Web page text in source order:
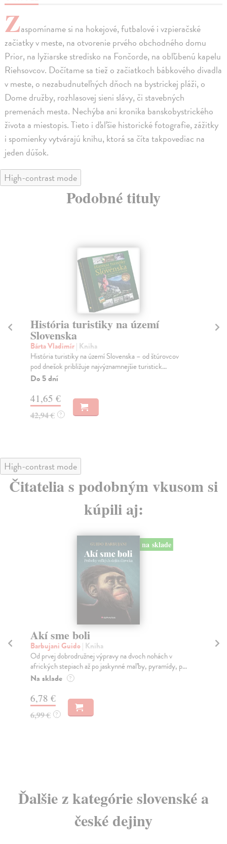
Zaspomíname si na hokejové, futbalové i vzpieračské
začiatky v meste, na otvorenie prvého obchodného domu
Prior, na lyžiarske stredisko na Fončorde, na obľúbenú kapelu
Riehsovcov. Dočítame sa tiež o začiatkoch bábkového divadla
v meste, o nezabudnuteľných dňoch na bystrickej pláži, o
Dome družby, rozhlasovej sieni slávy, či stavebných
premenách mesta. Nechýba ani kronika banskobystrického
života a miestopis. Tieto i ďaľšie historické fotografie, zážitky
i spomienky vytvárajú knihu, ktorá sa číta takpovediac na
jeden dúšok.
High-contrast mode
Podobné tituly
História turistiky na území
Slovenska
Bárta Vladimír| Kniha
História turistiky na území Slovenska – od štúrovcov
pod dnešok približuje najvýznamnejšie turistick...
Do 5 dní
41,65 €
42,94 € ?
High-contrast mode
Čitatelia s podobným vkusom si
kúpili aj:
na sklade
Akí sme boli
Barbujani Guido| Kniha
Od prvej dobrodružnej výpravy na dvoch nohách v
afrických stepiach až po jaskynné maľby, pyramídy, p...
Na sklade ?
6,78 €
6,99 € ?
Ďalšie z kategórie slovenské a
české dejiny